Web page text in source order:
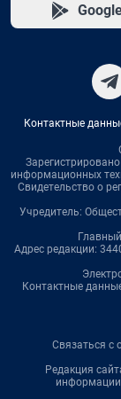
Контактные
информационных
Свидетельство о
Учредитель:
Адрес редакции:
Контактные
Связаться с
Редакция